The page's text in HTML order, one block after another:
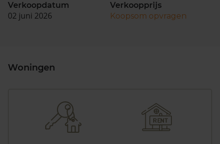
Verkoopdatum
02 juni 2026
Verkoopprijs
Koopsom opvragen
Woningen